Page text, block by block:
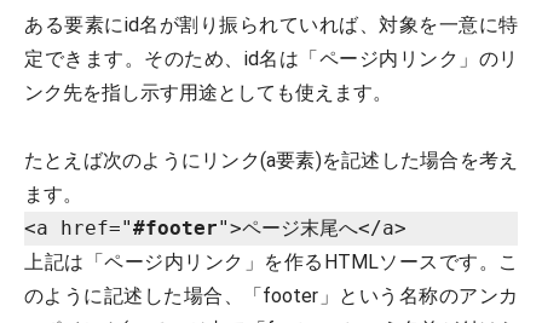
ある要素にid名が割り振られていれば、対象を一意に特
定できます。そのため、id名は「ページ内リンク」のリ
ンク先を指し示す用途としても使えます。
たとえば次のようにリンク(a要素)を記述した場合を考え
ます。
<a href="#footer">ページ末尾へ</a>
上記は「ページ内リンク」を作るHTMLソースです。こ
のように記述した場合、「footer」という名称のアンカ